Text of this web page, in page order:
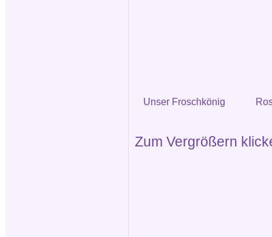
Unser Froschkönig
Zum Vergrößern